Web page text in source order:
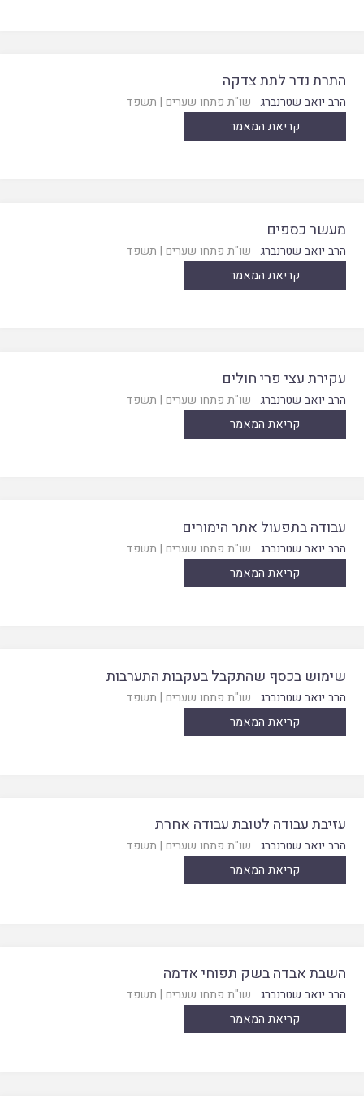
התרת נדר לתת צדקה
הרב יואב שטרנברג שו"ת פתחו שערים | תשפד
קריאת המאמר
מעשר כספים
הרב יואב שטרנברג שו"ת פתחו שערים | תשפד
קריאת המאמר
עקירת עצי פרי חולים
הרב יואב שטרנברג שו"ת פתחו שערים | תשפד
קריאת המאמר
עבודה בתפעול אתר הימורים
הרב יואב שטרנברג שו"ת פתחו שערים | תשפד
קריאת המאמר
שימוש בכסף שהתקבל בעקבות התערבות
הרב יואב שטרנברג שו"ת פתחו שערים | תשפד
קריאת המאמר
עזיבת עבודה לטובת עבודה אחרת
הרב יואב שטרנברג שו"ת פתחו שערים | תשפד
קריאת המאמר
השבת אבדה בשק תפוחי אדמה
הרב יואב שטרנברג שו"ת פתחו שערים | תשפד
קריאת המאמר